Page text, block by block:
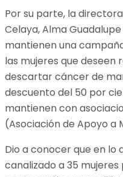
Por su parte, la
Celaya, Alma
mantienen una
las mujeres que deseen
descartar cáncer de
descuento del 50 por
mantienen con
(Asociación de Apoyo a
Dio a conocer que en lo
canalizado a 35